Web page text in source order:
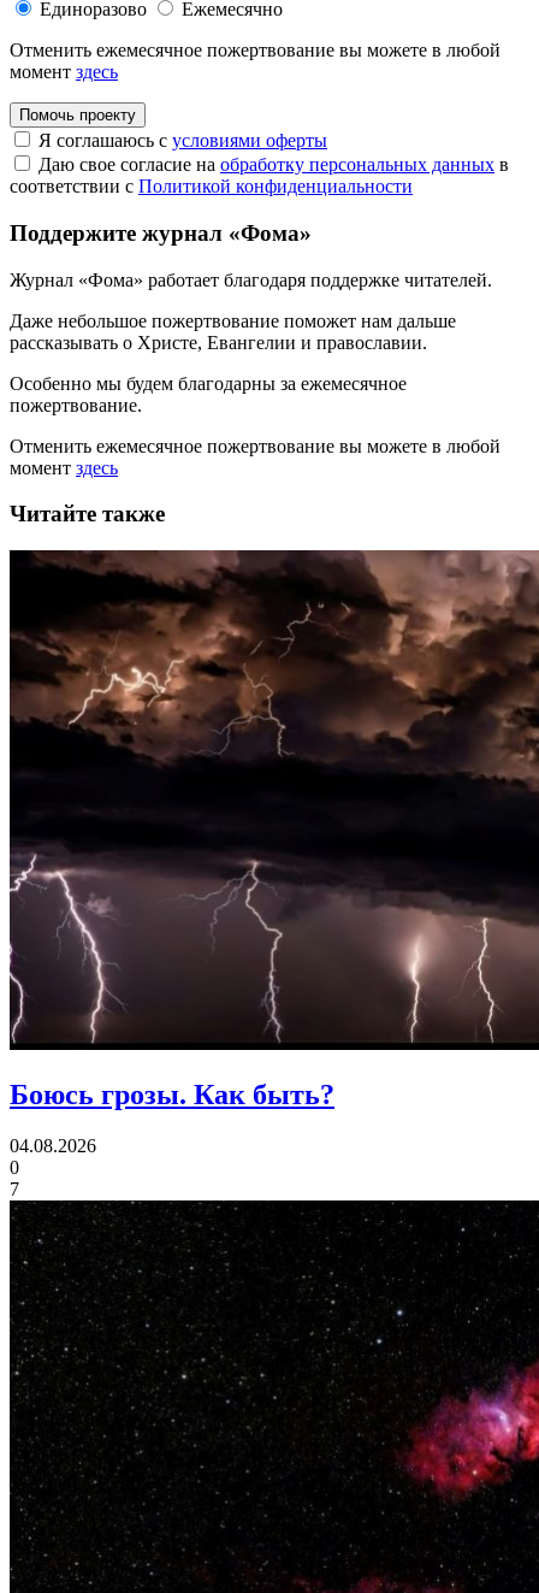
Единоразово
Ежемесячно
Отменить ежемесячное пожертвование вы можете в любой
момент здесь
Помочь проекту
Я соглашаюсь с условиями оферты
Даю свое согласие на обработку персональных данных в
соответствии с Политикой конфиденциальности
Поддержите журнал «Фома»
Журнал «Фома» работает благодаря поддержке читателей.
Даже небольшое пожертвование поможет нам дальше
рассказывать о Христе, Евангелии и православии.
Особенно мы будем благодарны за ежемесячное
пожертвование.
Отменить ежемесячное пожертвование вы можете в любой
момент здесь
Читайте также
Боюсь грозы. Как быть?
04.08.2026
0
7